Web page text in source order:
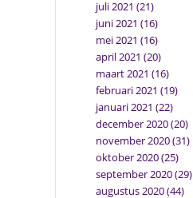
juli 2021 (21)
juni 2021 (16)
mei 2021 (16)
april 2021 (20)
maart 2021 (16)
februari 2021 (19)
januari 2021 (22)
december 2020(20)
november 2020(31)
oktober 2020(25)
september 2020(29)
augustus 2020(44)